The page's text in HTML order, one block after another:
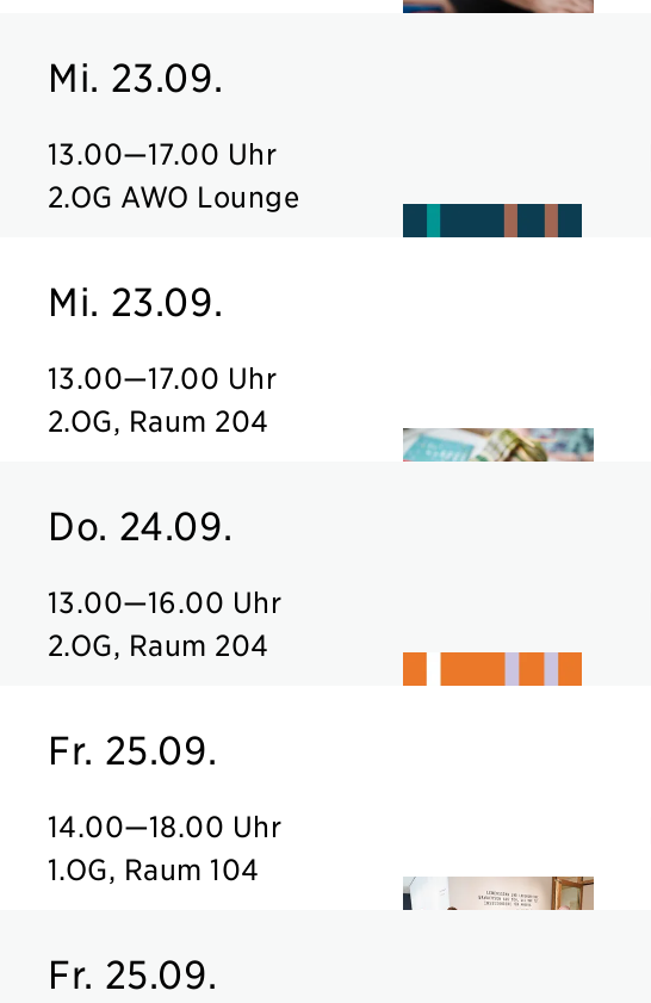
Mi. 23.09.
13.00—17.00 Uhr
2.OG AWO Lounge
Mi. 23.09.
13.00—17.00 Uhr
2.OG, Raum 204
Do. 24.09.
13.00—16.00 Uhr
2.OG, Raum 204
Fr. 25.09.
14.00—18.00 Uhr
1.OG, Raum 104
Fr. 25.09.